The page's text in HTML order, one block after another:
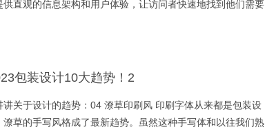
直观的信息架构和用户体验，让访问者快速地找到他们需要
包装设计10大趋势！2
关于设计的趋势：04 潦草印刷风 印刷字体从来都是包装设
草的手写风格成了最新趋势。虽然这种手写体和以往我们熟